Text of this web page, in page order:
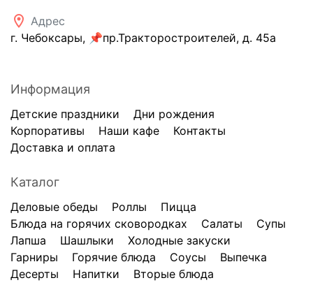
Информация
Детские праздники
Дни рождения
Корпоративы
Наши кафе
Контакты
Доставка и оплата
Каталог
Деловые обеды Роллы
Пицца
Блюда на горячих сковородках
Салаты
Супы
Лапша
Шашлыки
Холодные закуски
Гарниры
Горячие блюда Соусы
Выпечка
Десерты
Напитки Вторые блюда
location_on Адрес
г. Чебоксары, 📌пр.Тракторостроителей, д. 45а